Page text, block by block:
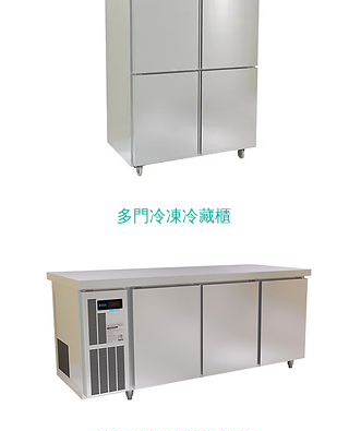
多門冷凍冷藏櫃